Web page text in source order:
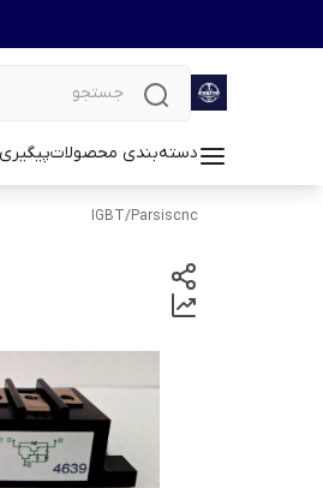
دسته‌بندی محصولات
Parsiscnc
/
IGBT